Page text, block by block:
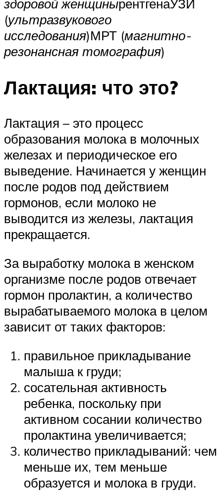
здоровой женщинырентгенаУЗИ
(ультразвукового
исследования)МРТ (магнитно-
резонансная томография)
Лактация: что это?
Лактация – это процесс
образования молока в молочных
железах и периодическое его
выведение. Начинается у женщин
после родов под действием
гормонов, если молоко не
выводится из железы, лактация
прекращается.
За выработку молока в женском
организме после родов отвечает
гормон пролактин, а количество
вырабатываемого молока в целом
зависит от таких факторов:
правильное прикладывание
малыша к груди;
сосательная активность
ребенка, поскольку при
активном сосании количество
пролактина увеличивается;
количество прикладываний: чем
меньше их, тем меньше
образуется и молока в груди.